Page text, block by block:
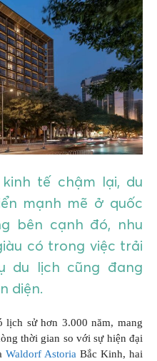
tế chậm lại, du
mạnh mẽ ở quốc
bên cạnh đó, nhu
có trong việc trải
du lịch cũng đang
diện.
lịch sử hơn 3.000 năm, mang
thời gian so với sự hiện đại
Waldorf AstoriaBắc Kinh, hai